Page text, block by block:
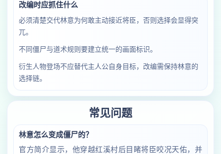
改编时应抓住什么
必须清楚交代林意为何敢主动接近将臣，否则选择会显得突
兀。
不同僵尸与道术规则要建立统一的画面标识。
衍生人物登场不应替代主人公自身目标，改编需保持林意的
选择链。
常见问题
林意怎么变成僵尸的？
官方简介显示，他穿越红溪村后目睹将臣咬况天佑，并